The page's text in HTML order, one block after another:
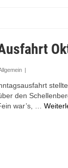
|
den
war’s, …